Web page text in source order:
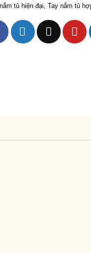
tủ hiện đại ,Tay nắm tủ